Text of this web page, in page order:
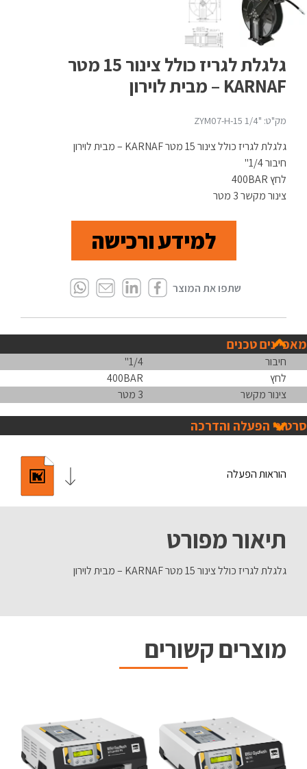
גלגלת לגריז כולל צינור 15 מטר
KARNAF – מבית לוירון
מק"ט: "ZYM07-H-15 1/4
גלגלת לגריז כולל צינור 15 מטר KARNAF – מבית לוירון
חיבור 1/4"
לחץ 400BAR
צינור מקשר 3 מטר
למידע ורכישה
מאפיינים טכנים
חיבור
1/4"
לחץ
400BAR
צינור מקשר
3 מטר
סרטוני הפעלה והדרכה
הוראות הפעלה
תיאור מפורט
גלגלת לגריז כולל צינור 15 מטר KARNAF – מבית לוירון
מוצרים קשורים